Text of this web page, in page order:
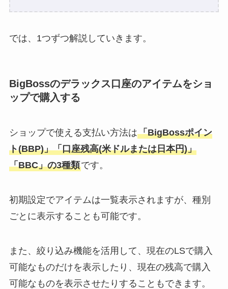
では、1つずつ解説していきます。
BigBossのデラックス口座のアイテムをショ
ップで購入する
ショップで使える支払い方法は「BigBossポイン
ト(BBP)」「口座残高(米ドルまたは日本円)」
「BBC」の3種類です。
初期設定でアイテムは一覧表示されますが、種別
ごとに表示することも可能です。
また、絞り込み機能を活用して、現在のLSで購入
可能なものだけを表示したり、現在の残高で購入
可能なものを表示させたりすることもできます。